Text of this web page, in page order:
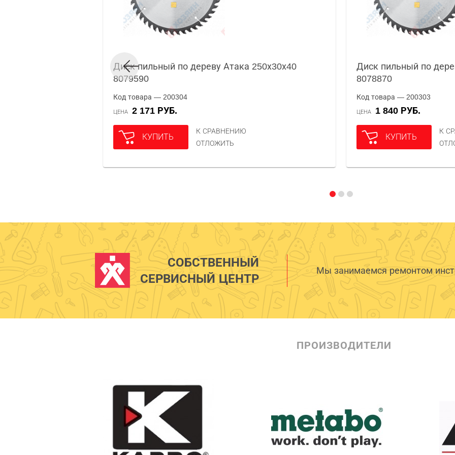
Диск пильный по дереву Атака 250х30х40
8079590
Код товара — 200304
ЦЕНА 2 171 РУБ.
КУПИТЬ
К СРАВНЕНИЮ
ОТЛОЖИТЬ
Диск пильный по
8078870
Код товара — 200303
ЦЕНА 1 840 РУБ.
КУПИТЬ
К
СОБСТВЕННЫЙ
СЕРВИСНЫЙ ЦЕНТР
Мы занимаемся ремонтом
ПРОИЗВОДИТЕЛИ